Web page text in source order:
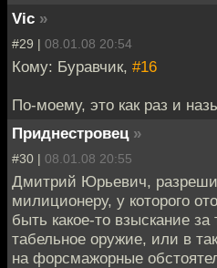
Vic »
#29 | 08.01.08 20:54
Кому: Буравчик, #16
По-моему, это как раз и
Приднестровец »
#30 | 08.01.08 20:55
Дмитрий Юрьевич,
милиционеру, у которого
быть какое-то взыскание за
табельное оружие, или в
на форсмажорные